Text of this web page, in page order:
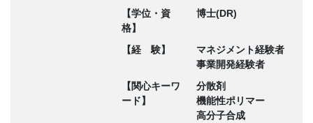
【学位・資
格】
博士(DR)
【経 験】
マネジメント経験者
事業開発経験者
【関心キーワ
ード】
分散剤
機能性ポリマー
高分子合成